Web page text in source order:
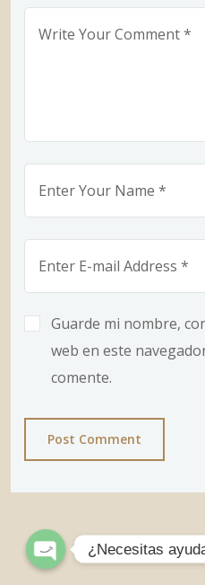
Guarde mi nombre,
web en este
comente.
Post Comment
¿Necesitas